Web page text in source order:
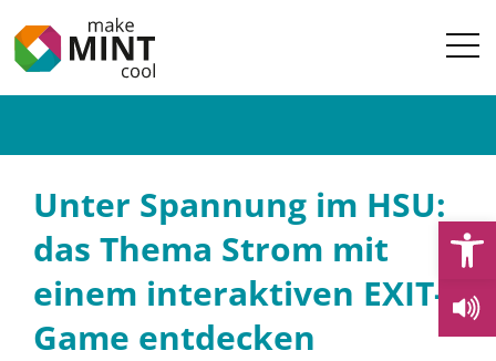
Unter Spannung im HSU:
das Thema Strom mit
einem interaktiven EXIT-
Game entdecken